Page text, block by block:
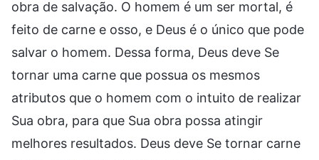
obra de salvação. O homem é um ser mortal, é
feito de carne e osso, e Deus é o único que pode
salvar o homem. Dessa forma, Deus deve Se
tornar uma carne que possua os mesmos
atributos que o homem com o intuito de realizar
Sua obra, para que Sua obra possa atingir
melhores resultados. Deus deve Se tornar carne